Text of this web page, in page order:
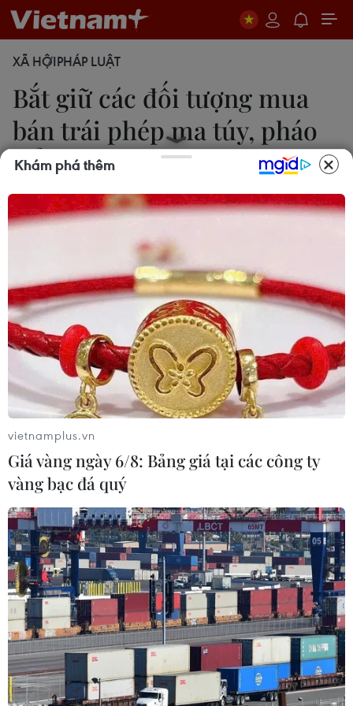
XÃ HỘIPHÁP LUẬT
Bắt giữ các đối tượng mua
bán trái phép ma túy, pháo
nổ
Thái Thuần-Tuấn Anh
13/06/2019 01:42
Công an thành phố Buôn Ma Thuột bắt nhiều đối
tượng tổ chức mua bán, tàng trữ trái phép chất ma
túy và tổ công tác Cửa khẩu Quốc tế Hữu Nghị bắt
giữ một đối tượng vận chuyển trái phép pháo nổ.
Một số đối tượng bị bắt giữ. (Ảnh: TTXVN)
Chiều 12/6, Đại tá Nguyễn Văn Bôn - Trưởng
Công an thành phố Buôn Ma Thuột (Đắk Lắk)
cho biết, đơn vị vừa bắt giữ nhiều đối tượng
Khám phá thêm
vietnamplus.vn
Giá vàng ngày 6/8: Bảng giá tại các công ty
vàng bạc đá quý